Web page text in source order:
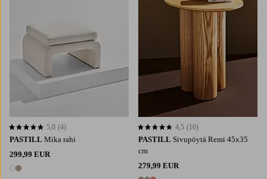
PASTILL Mika rahi
299,99 EUR
2 värejä
5,0 perustuen 4 arvosanaan
5,0 (4)
PASTILL Sivupöytä Remi 45x35
cm
279,99 EUR
4,5 perustuen 10 arvosanaan
4,5 (10)